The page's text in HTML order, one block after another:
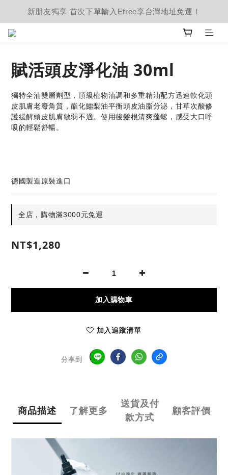
新朋友獨享 首次下單輸入Efree享台灣地址免運！
賦活頭皮淨化油 30ml
獨特全油雙層劑型，頂級植物油調和多重精油配方迅速軟化頭
皮肌膚老廢角質，酯化鱷梨油平衡頭皮油脂分泌，甘草次酸修
護緩解頭皮肌膚敏弱不適。使用後髮根清爽蓬鬆，感受大口呼
吸的輕鬆舒暢。
德國製造原裝進口
全店，購物滿3000元免運
NT$1,280
加入購物車
加入追蹤清單
分享到
商品描述 了解更多
送貨及付
款方式
顧客評價